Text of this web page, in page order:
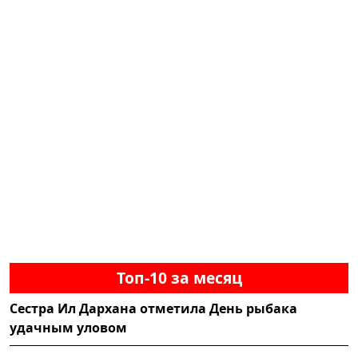
Топ-10 за месяц
Сестра Ил Дархана отметила День рыбака
удачным уловом